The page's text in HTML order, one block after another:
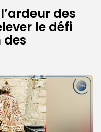
des
le défi